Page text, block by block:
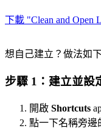
下載 "Clean and Open
想自己建立？做法如
步驟 1：建立並設
開啟 Shortcuts
點一下名稱旁邊